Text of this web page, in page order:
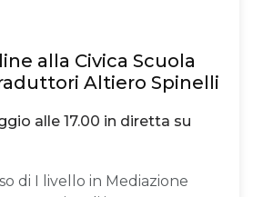
alla Civica Scuola
Altiero Spinelli
alle 17.00 in diretta su
di I livello in Mediazione